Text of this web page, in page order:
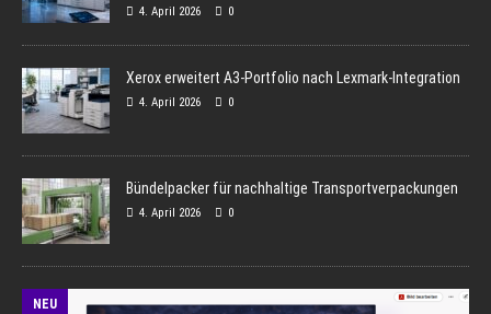
4. April 2026 0
Xerox erweitert A3-Portfolio nach Lexmark-Integration
4. April 2026 0
Bündelpacker für nachhaltige Transportverpackungen
4. April 2026 0
NEU